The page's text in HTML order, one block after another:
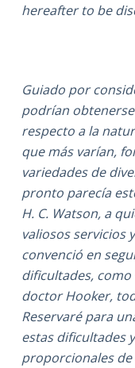
hereafter to be
Guiado por
podrían
respecto a la
que más varían,
variedades de
pronto parecía
H. C. Watson, a
valiosos servicios
convenció en
dificultades,
doctor Hooker,
Reservaré para
estas dificultades
proporcionales de